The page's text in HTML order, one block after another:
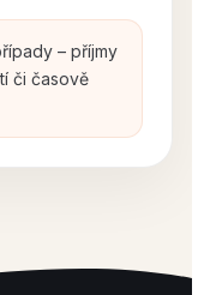
– příjmy
či časově